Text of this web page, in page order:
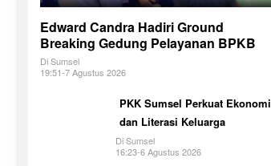
Edward Candra Hadiri Ground
Breaking Gedung Pelayanan BPKB
Di Sumsel
19:51-7 Agustus 2026
PKK Sumsel Perkuat Ekonomi
dan Literasi Keluarga
Di Sumsel
16:23-6 Agustus 2026